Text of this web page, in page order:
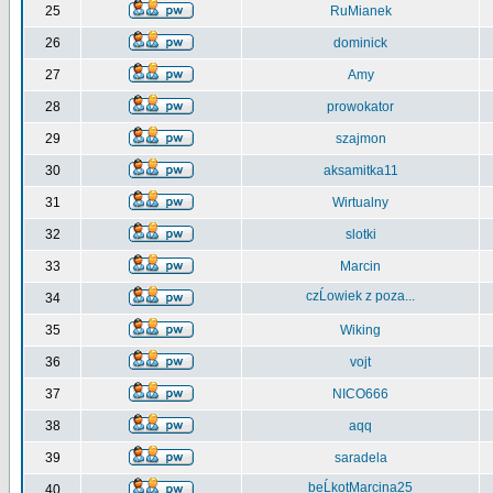
25 RuMianek
26 dominick
27 Amy
28 prowokator
29 szajmon
30 aksamitka11
31 Wirtualny
32 slotki
33 Marcin
34 czĹowiek z poza...
35 Wiking
36 vojt
37 NICO666
38 aqq
39 saradela
40 beĹkotMarcina25